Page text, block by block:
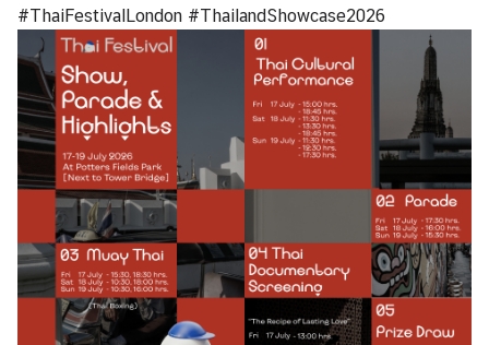
ข้
อ
มู
ล
สำ
ห
รั
บ
ค
น
ไ
ท
ย
#ThaiFestivalLondon #ThailandShowcase2026